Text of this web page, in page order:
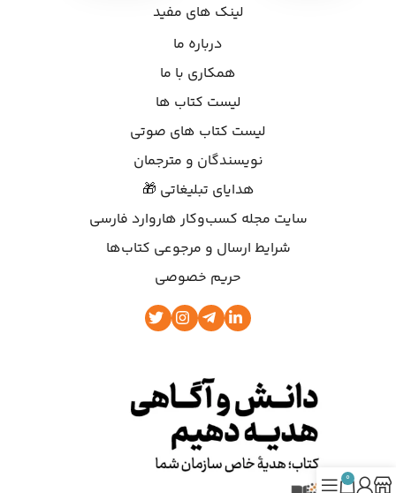
لینک های مفید
درباره ما
همکاری با ما
لیست کتاب ها
لیست کتاب های صوتی
نویسندگان و مترجمان
هدایای تبلیغاتی 🎁
سایت مجله کسب‌وکار هاروارد فارسی
شرایط ارسال و مرجوعی کتاب‌ها
حریم خصوصی
0